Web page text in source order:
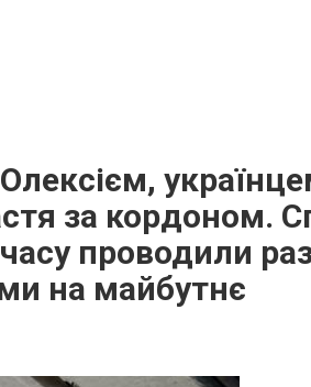
за кордоном.
проводили
на майбутнє